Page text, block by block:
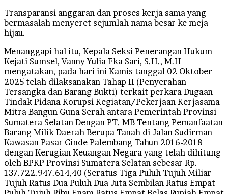
Transparansi anggaran dan proses kerja sama yang
bermasalah menyeret sejumlah nama besar ke meja
hijau.
Menanggapi hal itu, Kepala Seksi Penerangan Hukum
Kejati Sumsel, Vanny Yulia Eka Sari, S.H., M.H
mengatakan, pada hari ini Kamis tanggal 02 Oktober
2025 telah dilaksanakan Tahap II (Penyerahan
Tersangka dan Barang Bukti) terkait perkara Dugaan
Tindak Pidana Korupsi Kegiatan/Pekerjaan Kerjasama
Mitra Bangun Guna Serah antara Pemerintah Provinsi
Sumatera Selatan Dengan PT. MB Tentang Pemanfaatan
Barang Milik Daerah Berupa Tanah di Jalan Sudirman
Kawasan Pasar Cinde Palembang Tahun 2016-2018
dengan Kerugian Keuangan Negara yang telah dihitung
oleh BPKP Provinsi Sumatera Selatan sebesar Rp.
137.722.947.614,40 (Seratus Tiga Puluh Tujuh Miliar
Tujuh Ratus Dua Puluh Dua Juta Sembilan Ratus Empat